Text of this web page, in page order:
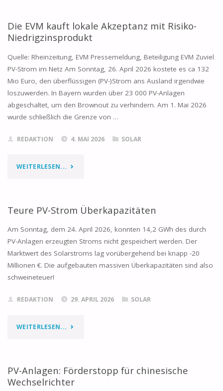
5.
FORTSCHREIBUNG
DES
FNP,
TEILBEREICH
„FREIFLÄCHENPHOTOVOLTAIK“"
Die EVM kauft lokale Akzeptanz mit Risiko-
Niedrigzinsprodukt
Quelle: Rheinzeitung, EVM Pressemeldung, Beteiligung EVM Zuviel
PV-Strom im Netz Am Sonntag, 26. April 2026 kostete es ca 132
Mio Euro, den überflüssigen (PV-)Strom ans Ausland irgendwie
loszuwerden. In Bayern wurden über 23 000 PV-Anlagen
abgeschaltet, um den Brownout zu verhindern. Am 1. Mai 2026
wurde schließlich die Grenze von …
REDAKTION 4. MAI 2026 SOLAR
WEITERLESEN... "DIE
KAUFT
LOKALE
AKZEPTANZ
MIT
Teure PV-Strom Überkapazitäten
Am Sonntag, dem 24. April 2026, konnten 14,2 GWh des durch
PV-Anlagen erzeugten Stroms nicht gespeichert werden. Der
Marktwert des Solarstroms lag vorübergehend bei knapp -20
Millionen €. Die aufgebauten massiven Überkapazitäten sind also
schweineteuer!
REDAKTION 29. APRIL 2026 SOLAR
WEITERLESEN... "TEURE
STROM
ÜBERKAPAZITÄTEN"
PV-Anlagen: Förderstopp für chinesische
Wechselrichter